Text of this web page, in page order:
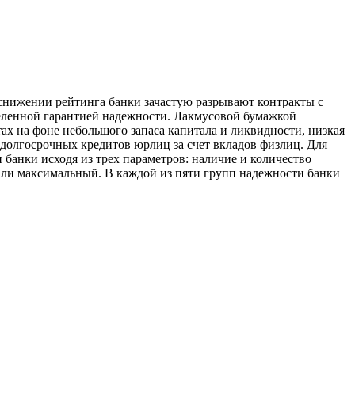
рейтинга банки зачастую разрывают контракты с
гарантией надежности. Лакмусовой бумажкой
на фоне небольшого запаса капитала и ликвидности, низкая
кредитов юрлиц за счет вкладов физлиц. Для
исходя из трех параметров: наличие и количество
максимальный. В каждой из пяти групп надежности банки